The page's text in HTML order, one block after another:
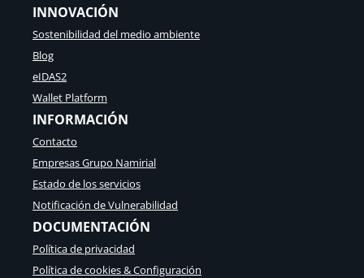
INNOVACIÓN
Sostenibilidad del medio ambiente
Blog
eIDAS2
Wallet Platform
INFORMACIÓN
Contacto
Empresas Grupo Namirial
Estado de los servicios
Notificación de Vulnerabilidad
DOCUMENTACIÓN
Política de privacidad
Política de cookies & Configuración